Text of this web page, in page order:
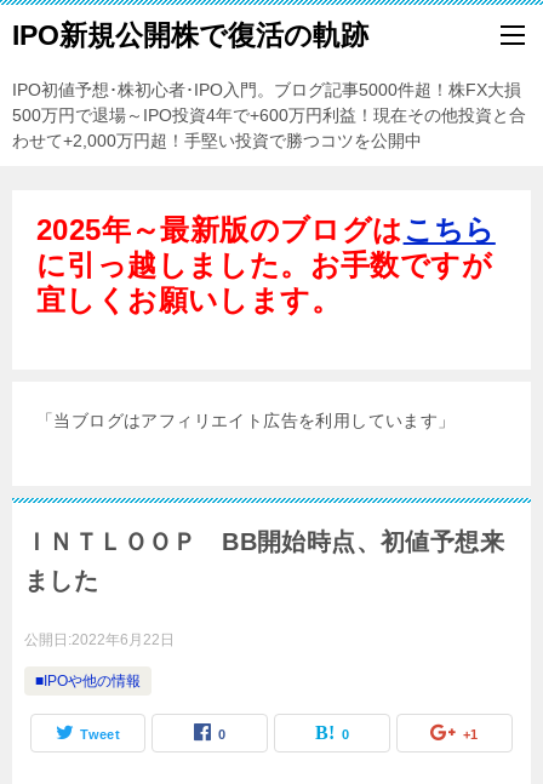
IPO新規公開株で復活の軌跡
IPO初値予想･株初心者･IPO入門。ブログ記事5000件超！株FX大損
500万円で退場～IPO投資4年で+600万円利益！現在その他投資と合
わせて+2,000万円超！手堅い投資で勝つコツを公開中
2025年～最新版のブログはこちら
に引っ越しました。お手数ですが
宜しくお願いします。
「当ブログはアフィリエイト広告を利用しています」
ＩＮＴＬＯＯＰ BB開始時点、初値予想来
ました
公開日:2022年6月22日
■IPOや他の情報
Tweet 0 0 +1